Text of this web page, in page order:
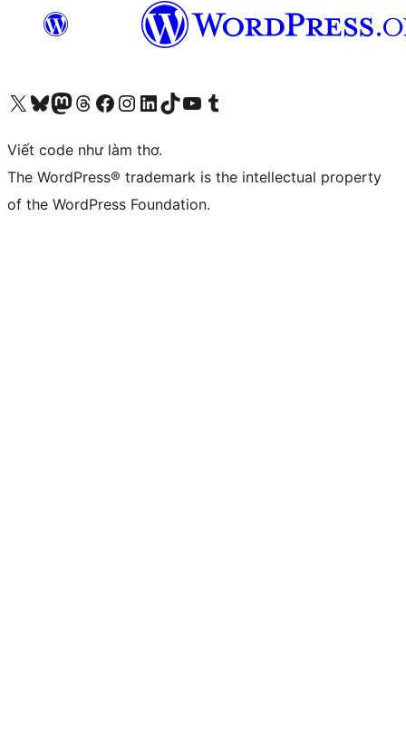
Truy cập tài khoản X (trước đây là Twitter) của chúng tôiVisit our Bluesky account
Visit our Mastodon account
Visit our Threads account
Xem trang Facebook của chúng tôiTruy cập tài khoản Instagram của chúng tôiTruy cập tài khoản LinkedIn của chúng tôiVisit our TikTok account
Truy cập kênh YouTube của chúng tôi Visit our Tumblr account
Viết code như làm thơ.
The WordPress® trademark is the intellectual property
of the WordPress Foundation.